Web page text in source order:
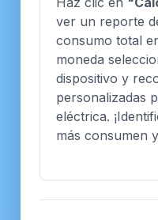
ver un reporte
consumo total
moneda
dispositivo y
personalizadas
eléctrica.
más consumen